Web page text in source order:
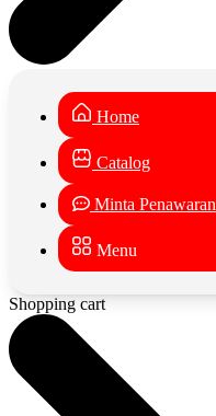
Home
Catalog
Minta Penawaran
Menu
Shopping cart